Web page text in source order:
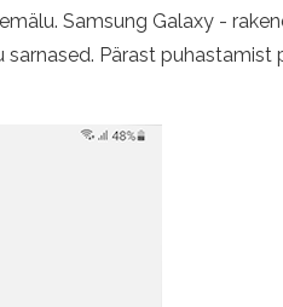
Samsung Galaxy -
Pärast puhastamist